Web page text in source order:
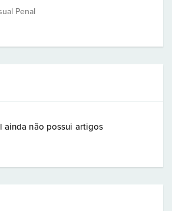
Penal
ainda não possui artigos